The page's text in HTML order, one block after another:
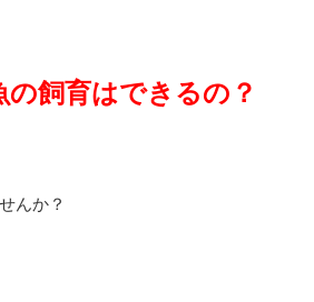
の飼育はできるの？
んか？